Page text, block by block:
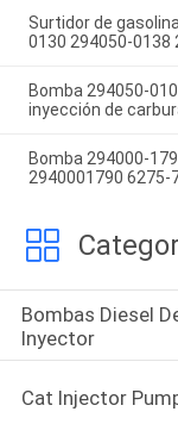
Surtidor de
0130 294050-0138
Bomba 294050-
inyección de
Bomba 294000-
2940001790 6275-
Bombas Diesel
Inyector
Cat Injector